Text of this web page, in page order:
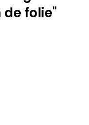
folie"